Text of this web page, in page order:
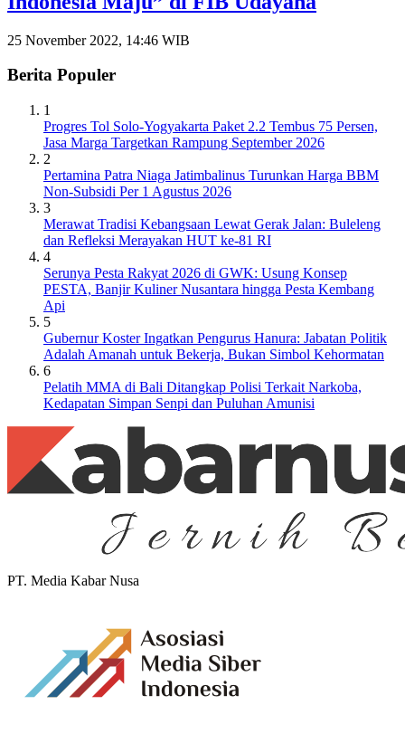
25 November 2022, 14:46 WIB
Berita Populer
1
Progres Tol Solo-Yogyakarta Paket 2.2 Tembus 75 Persen,
Jasa Marga Targetkan Rampung September 2026
2
Pertamina Patra Niaga Jatimbalinus Turunkan Harga BBM
Non-Subsidi Per 1 Agustus 2026
3
Merawat Tradisi Kebangsaan Lewat Gerak Jalan: Buleleng
dan Refleksi Merayakan HUT ke-81 RI
4
Serunya Pesta Rakyat 2026 di GWK: Usung Konsep
PESTA, Banjir Kuliner Nusantara hingga Pesta Kembang
Api
5
Gubernur Koster Ingatkan Pengurus Hanura: Jabatan Politik
Adalah Amanah untuk Bekerja, Bukan Simbol Kehormatan
6
Pelatih MMA di Bali Ditangkap Polisi Terkait Narkoba,
Kedapatan Simpan Senpi dan Puluhan Amunisi
PT. Media Kabar Nusa